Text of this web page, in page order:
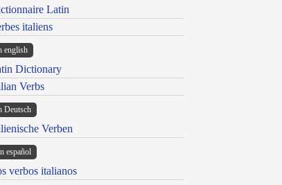
Latin
italiens
english
Dictionary
Verbs
Deutsch
Verben
español
verbos italianos